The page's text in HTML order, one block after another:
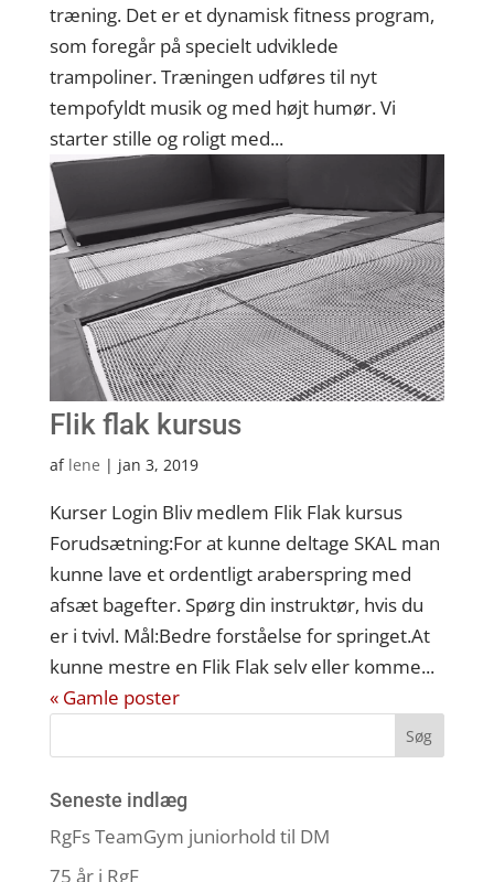
træning. Det er et dynamisk fitness program,
som foregår på specielt udviklede
trampoliner. Træningen udføres til nyt
tempofyldt musik og med højt humør. Vi
starter stille og roligt med...
Flik flak kursus
af lene | jan 3, 2019
Kurser Login Bliv medlem Flik Flak kursus
Forudsætning:For at kunne deltage SKAL man
kunne lave et ordentligt araberspring med
afsæt bagefter. Spørg din instruktør, hvis du
er i tvivl. Mål:Bedre forståelse for springet.At
kunne mestre en Flik Flak selv eller komme...
« Gamle poster
Seneste indlæg
RgFs TeamGym juniorhold til DM
75 år i RgF